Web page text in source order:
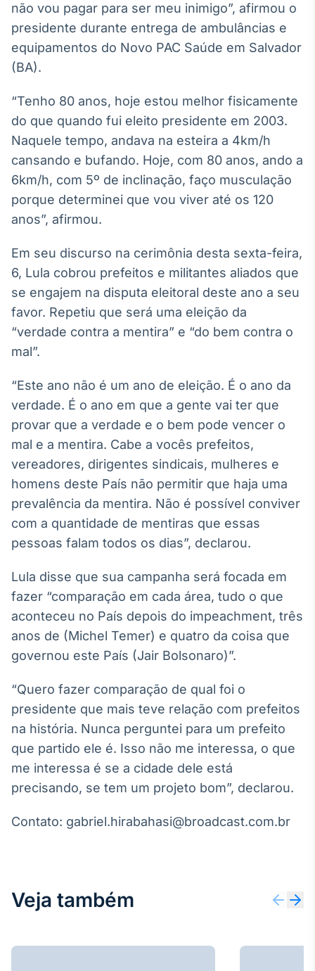
Broadcast
Datafeed
APIs para
Broadcast
Ticker
Cotações e
headlines de
notícias
para conteúdos e
funcionalidades
Broadcast
dados para
displays e telas
Broadcast
Curadoria
Curadoria de
conteúdos
noticiosos
Soluções de
Tecnologia
Broadcast
Monitoramento
inteligente de
notícias e
conteúdos
Broadcast
A melhor
plataforma para
analisar fundos
de investimento
no Brasil
IA
não vou pagar para ser meu inimigo”, afirmou o
presidente durante entrega de ambulâncias e
equipamentos do Novo PAC Saúde em Salvador
(BA).
“Tenho 80 anos, hoje estou melhor fisicamente
do que quando fui eleito presidente em 2003.
Naquele tempo, andava na esteira a 4km/h
cansando e bufando. Hoje, com 80 anos, ando a
6km/h, com 5º de inclinação, faço musculação
porque determinei que vou viver até os 120
anos”, afirmou.
Em seu discurso na cerimônia desta sexta-feira,
6, Lula cobrou prefeitos e militantes aliados que
se engajem na disputa eleitoral deste ano a seu
favor. Repetiu que será uma eleição da
“verdade contra a mentira” e “do bem contra o
mal”.
“Este ano não é um ano de eleição. É o ano da
verdade. É o ano em que a gente vai ter que
provar que a verdade e o bem pode vencer o
mal e a mentira. Cabe a vocês prefeitos,
vereadores, dirigentes sindicais, mulheres e
homens deste País não permitir que haja uma
prevalência da mentira. Não é possível conviver
com a quantidade de mentiras que essas
pessoas falam todos os dias”, declarou.
Lula disse que sua campanha será focada em
fazer “comparação em cada área, tudo o que
aconteceu no País depois do impeachment, três
anos de (Michel Temer) e quatro da coisa que
governou este País (Jair Bolsonaro)”.
“Quero fazer comparação de qual foi o
presidente que mais teve relação com prefeitos
na história. Nunca perguntei para um prefeito
que partido ele é. Isso não me interessa, o que
me interessa é se a cidade dele está
precisando, se tem um projeto bom”, declarou.
Contato: gabriel.hirabahasi@broadcast.com.br
Veja também